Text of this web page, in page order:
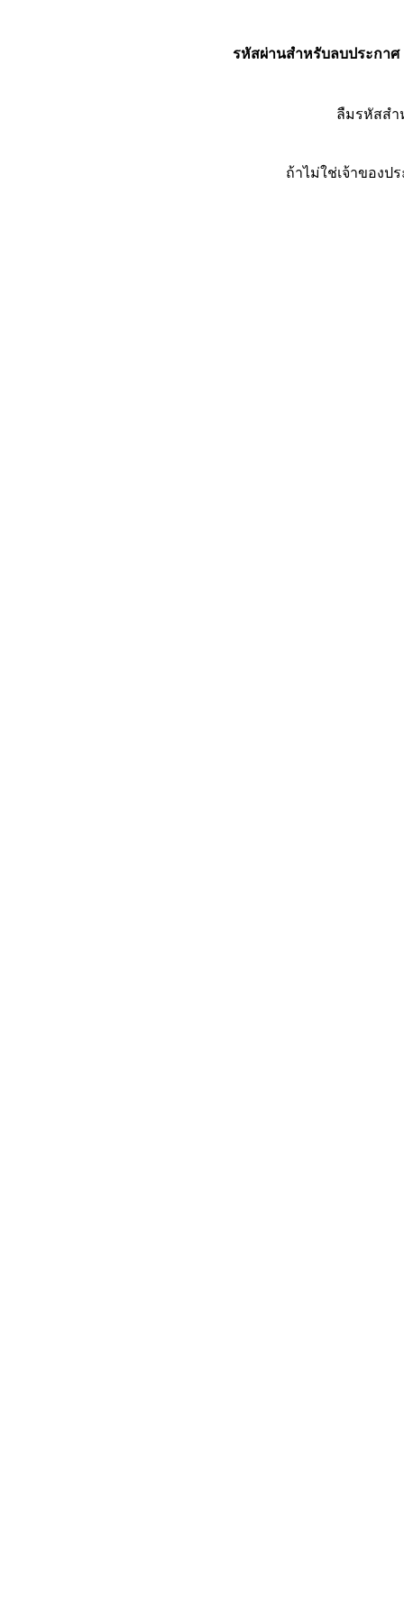
รหัสผ่านสำหรับลบประกาศ
ลืมรหัสส
ถ้าไม่ใช่เจ้าของป